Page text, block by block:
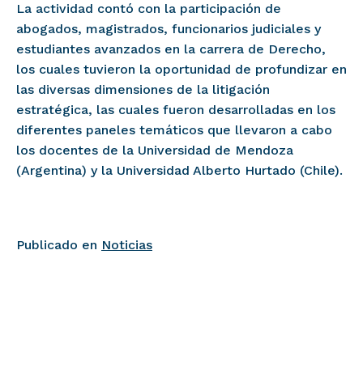
La actividad contó con la participación de
abogados, magistrados, funcionarios judiciales y
estudiantes avanzados en la carrera de Derecho,
los cuales tuvieron la oportunidad de profundizar en
las diversas dimensiones de la litigación
estratégica, las cuales fueron desarrolladas en los
diferentes paneles temáticos que llevaron a cabo
los docentes de la Universidad de Mendoza
(Argentina) y la Universidad Alberto Hurtado (Chile).
Publicado en Noticias